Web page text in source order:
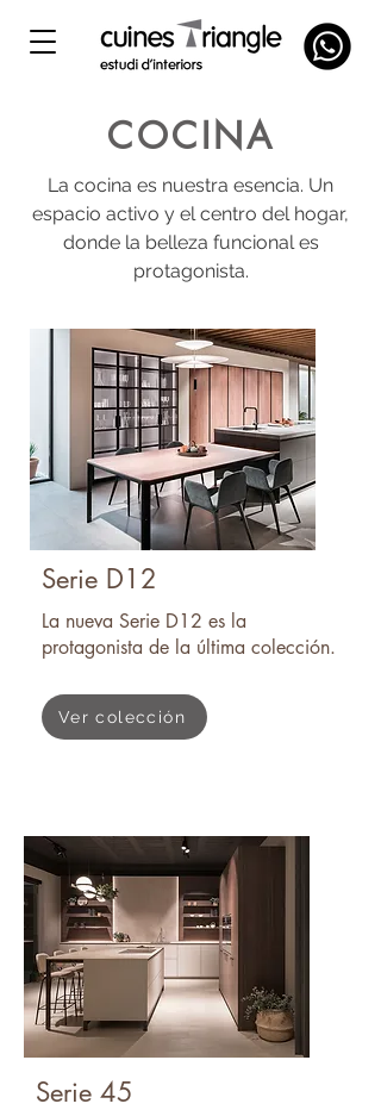
COCINA
La cocina es nuestra esencia. Un
espacio activo y el centro del hogar,
donde la belleza funcional es
protagonista.
Serie D12
La nueva Serie D12 es la
protagonista de la última colección.
Ver colección
Serie 45